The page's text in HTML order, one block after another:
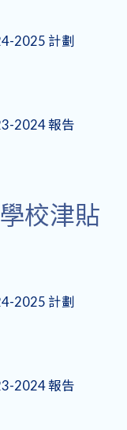
2025 計劃
2024 報告
校津貼
2025 計劃
2024 報告